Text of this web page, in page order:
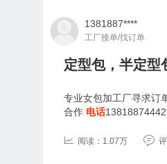
1381887****
工厂接单/找订单
定型包，半定型
专业女包加工厂寻求订
合作 电话
阅读：1.07万